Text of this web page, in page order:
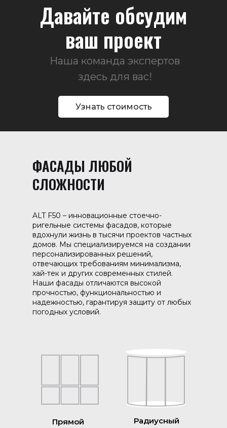
Давайте обсудим
ваш проект
Наша команда экспертов
здесь для вас!
Узнать стоимость
Прямой
ФАСАДЫ ЛЮБОЙ
СЛОЖНОСТИ
ALT F50 – инновационные стоечно-
ригельные системы фасадов, которые
вдохнули жизнь в тысячи проектов частных
домов. Мы специализируемся на создании
персонализированных решений,
отвечающих требованиям минимализма,
хай-тек и других современных стилей.
Наши фасады отличаются высокой
прочностью, функциональностью и
надежностью, гарантируя защиту от любых
погодных условий.
Радиусный